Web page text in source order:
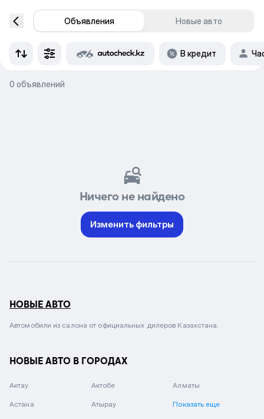
Объявления Новые авто
В кредит
0 объявлений
Ничего не найдено
Изменить фильтры
НОВЫЕ АВТО
Автомобили из салона от официальных дилеров Казахстана.
НОВЫЕ АВТО В ГОРОДАХ
Актау Актобе Алматы
Астана Атырау Показать еще